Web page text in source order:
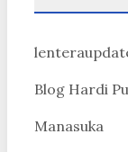
Blog Hardi
Manasuka